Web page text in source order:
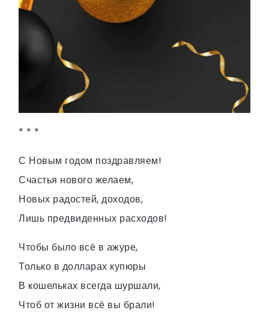
* * *
С Новым годом поздравляем!
Счастья нового желаем,
Новых радостей, доходов,
Лишь предвиденных расходов!
Чтобы было всё в ажуре,
Только в долларах купюры
В кошельках всегда шуршали,
Чтоб от жизни всё вы брали!